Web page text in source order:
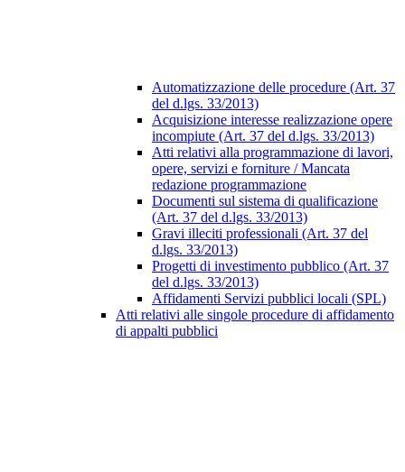
Automatizzazione delle procedure (Art. 37
del d.lgs. 33/2013)
Acquisizione interesse realizzazione opere
incompiute (Art. 37 del d.lgs. 33/2013)
Atti relativi alla programmazione di lavori,
opere, servizi e forniture / Mancata
redazione programmazione
Documenti sul sistema di qualificazione
(Art. 37 del d.lgs. 33/2013)
Gravi illeciti professionali (Art. 37 del
d.lgs. 33/2013)
Progetti di investimento pubblico (Art. 37
del d.lgs. 33/2013)
Affidamenti Servizi pubblici locali (SPL)
Atti relativi alle singole procedure di affidamento
di appalti pubblici